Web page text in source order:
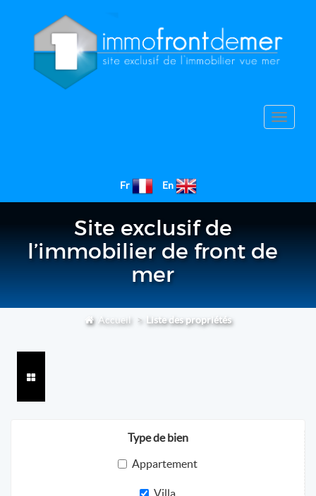
Toggle
Fr En
Site exclusif de
l’immobilier de front de
mer
Accueil Liste des propriétés
Type de bien
Appartement